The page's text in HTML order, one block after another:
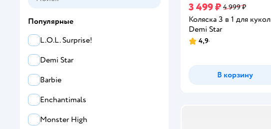
3 499 ₽ 4 999 ₽
Коляска 3 в 1 для кукол
Demi Star
Рейтинг:
4,9
В корзину
Популярные
L.O.L. Surprise!
Demi Star
Barbie
Enchantimals
Monster High